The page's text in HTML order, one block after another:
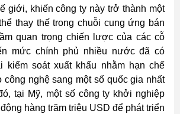
giới, khiến công ty này trở thành một
thay thế trong chuỗi cung ứng bán
quan trọng chiến lược của các cỗ
mức chính phủ nhiều nước đã có
kiểm soát xuất khẩu nhằm hạn chế
công nghệ sang một số quốc gia nhất
tại Mỹ, một số công ty khởi nghiệp
hàng trăm triệu USD để phát triển